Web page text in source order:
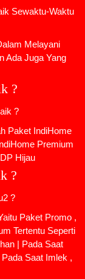
Sewaktu-Waktu
Melayani
Ada Juga Yang
?
?
Paket IndiHome
Premium
Hijau
?
?
Paket Promo ,
Tertentu Seperti
| Pada Saat
Saat Imlek ,